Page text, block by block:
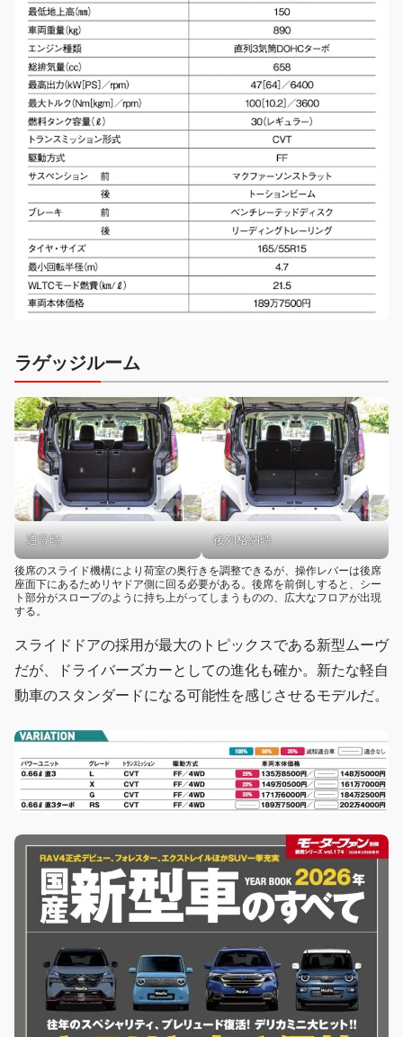
ラゲッジルーム
通常時 後列格納時
後席のスライド機構により荷室の奥行きを調整できるが、操作レバーは後席
座面下にあるためリヤドア側に回る必要がある。後席を前倒しすると、シー
ト部分がスロープのように持ち上がってしまうものの、広大なフロアが出現
する。
スライドドアの採用が最大のトピックスである新型ムーヴ
だが、ドライバーズカーとしての進化も確か。新たな軽自
動車のスタンダードになる可能性を感じさせるモデルだ。